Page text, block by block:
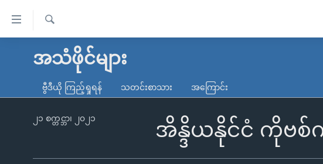
လွယ်ကူ
သည့်
မူလစာမျက်နှာ
ကမ္ဘာ့သတင်းများ
နိုင်ငံတကာ
တရုတ်
ရပ်ဝန်းတခု လမ်းတခု အလွန်
ရ
အသံဖိုင်များ
ဗွီဒီယို ကြည့်ရှုရန် သတင်းစာသား အကြောင်း
အိန္ဒိယနိုင်ငံ ကိုဗစ်
၂၁ စက္တင္ဘာ၊ ၂၀၂၁